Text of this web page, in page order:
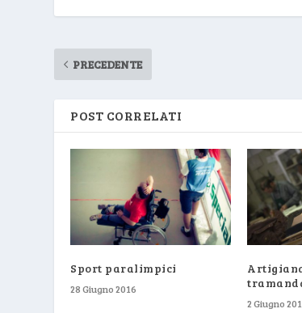
PRECEDENTE
POST CORRELATI
Sport paralimpici
28 Giugno 2016
2 Giugno